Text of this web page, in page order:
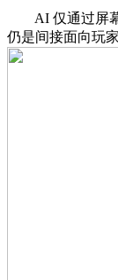
AI 仅通过屏幕
仍是间接面向玩